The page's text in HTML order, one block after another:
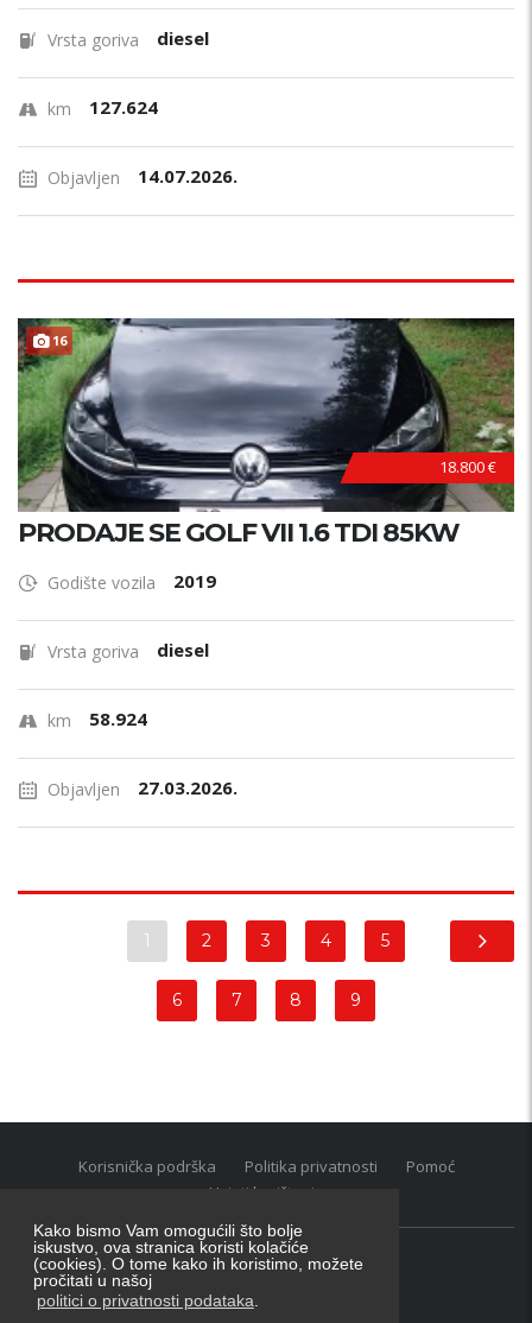
Kako bismo Vam omogućili što bolje
iskustvo, ova stranica koristi kolačiće
(cookies). O tome kako ih koristimo, možete
pročitati u našoj
politici o privatnosti podataka
Vrsta goriva diesel
km 127.624
Objavljen 14.07.2026.
16
18.800 €
PRODAJE SE GOLF VII 1.6 TDI 85KW
Godište vozila 2019
Vrsta goriva diesel
km 58.924
Objavljen 27.03.2026.
1 2 3 4 5
6 7 8 9
Korisnička podrška Politika privatnosti
Pomoć
Uvjeti korištenja
Oglasnik grupacija:posao.hr|oglasnik.hr|auti.hr
Tečaj za konverziju u EUR valutu: 1 euro = 7.53450 kn